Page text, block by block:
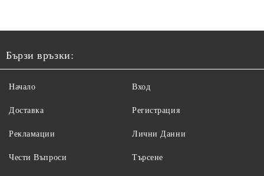
Бързи връзки:
Начало
Доставка
Рекламации
Чести Въпроси
Вход
Регистрация
Лични Данни
Търсене